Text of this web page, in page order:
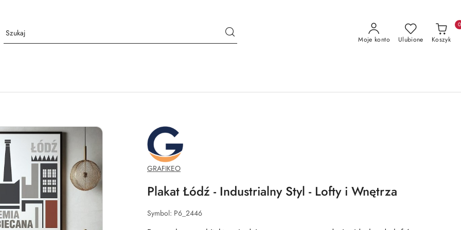
Moje konto Ulubione Koszyk
0
GRAFIKEO.PL
GRAFIKEO
Plakat Łódź - Industrialny Styl - Lofty i Wnętrza
Symbol: P6_2446